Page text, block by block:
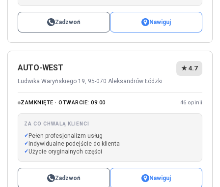
Zadzwoń Nawiguj
AUTO-WEST
Ludwika Waryńskiego 19, 95-070 Aleksandrów Łódzki
★ 4.7
ZAMKNIĘTE · OTWARCIE: 09:00 46 opinii
ZA CO CHWALĄ KLIENCI
Pełen profesjonalizm usług
Indywidualne podejście do klienta
Użycie oryginalnych części
Zadzwoń Nawiguj